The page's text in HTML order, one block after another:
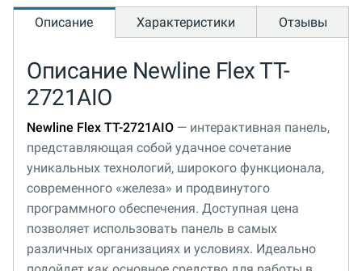
Описание Характеристики Отзывы
Описание Newline Flex TT-
2721AIO
Newline Flex TT-2721AIO — интерактивная панель,
представляющая собой удачное сочетание
уникальных технологий, широкого функционала,
современного «железа» и продвинутого
программного обеспечения. Доступная цена
позволяет использовать панель в самых
различных организациях и условиях. Идеально